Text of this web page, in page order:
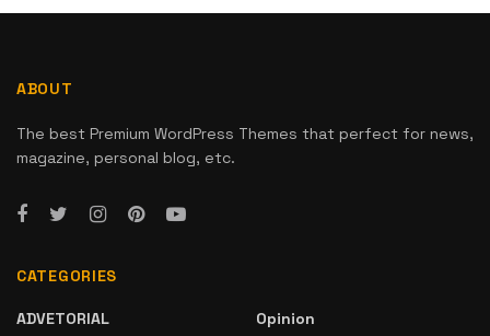
ABOUT
The best Premium WordPress Themes that perfect for news,
magazine, personal blog, etc.
CATEGORIES
ADVETORIAL
Opinion